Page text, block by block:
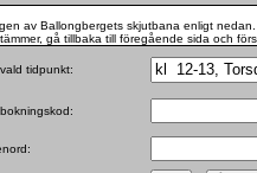
av Ballongbergets skjutbana enligt nedan.
gå tillbaka till föregående sida och
tidpunkt: